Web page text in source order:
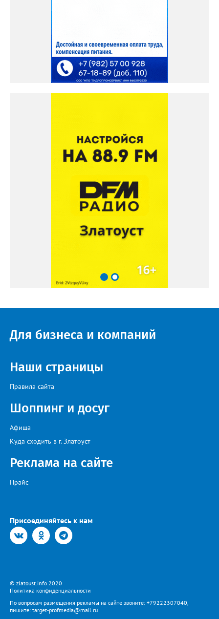
Для бизнеса и компаний
Наши страницы
Правила сайта
Шоппинг и досуг
Афиша
Куда сходить в г. Златоуст
Реклама на сайте
Прайс
Присоединяйтесь к нам
© zlatoust.info 2020
Политика конфиденциальности
По вопросам размещения рекламы на сайте звоните: +79222307040,
пишите: target-profmedia@mail.ru